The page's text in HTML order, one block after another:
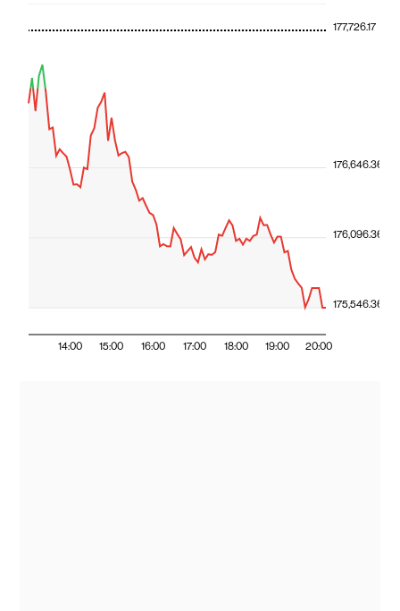
14:00 15:00 16:00 17:00 18:00 19:00 20:00
175,546.36
176,096.36
176,646.36
177,726.17